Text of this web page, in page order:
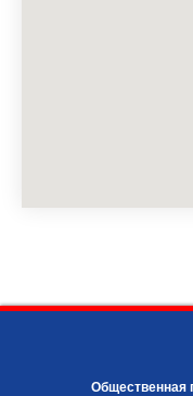
Общественная